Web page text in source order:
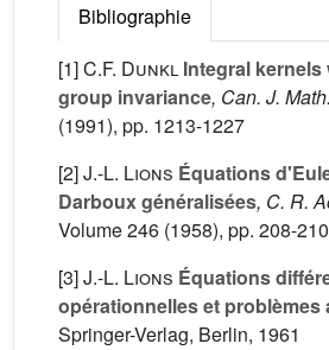
Bibliographie
[1]C.F. Dunkl Integral
group invariance, Can. J. Math.
(1991), pp. 1213-1227
[2]J.-L. Lions Équations
Darboux généralisées, C. R.
Volume 246 (1958), pp. 208-210
[3]J.-L. Lions Équations
opérationnelles et problèmes
Springer-Verlag, Berlin, 1961